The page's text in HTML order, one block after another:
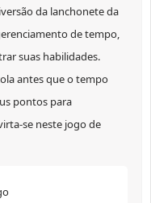
da lanchonete da
de tempo,
suas habilidades.
antes que o tempo
pontos para
se neste jogo de